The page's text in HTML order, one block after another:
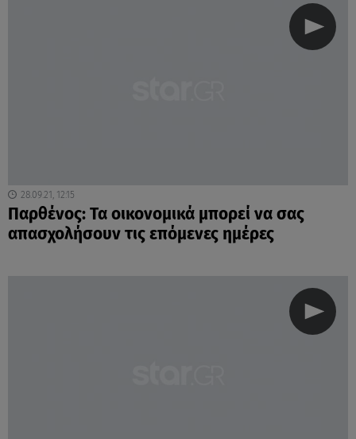
28.09.21, 12:15
Παρθένος: Τα οικονομικά μπορεί να σας
απασχολήσουν τις επόμενες ημέρες